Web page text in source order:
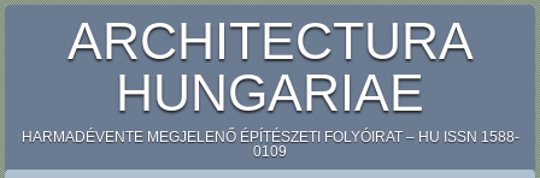
ARCHITECTURA
HUNGARIAE
HARMADÉVENTE MEGJELENŐ ÉPÍTÉSZETI FOLYÓIRAT – HU ISSN 1588-
0109